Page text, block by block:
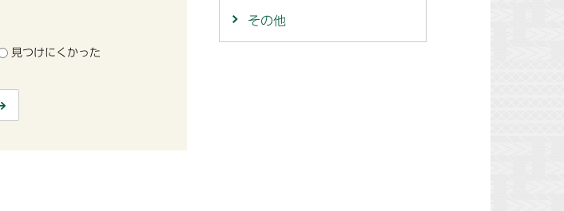
見つけにくかった
その他